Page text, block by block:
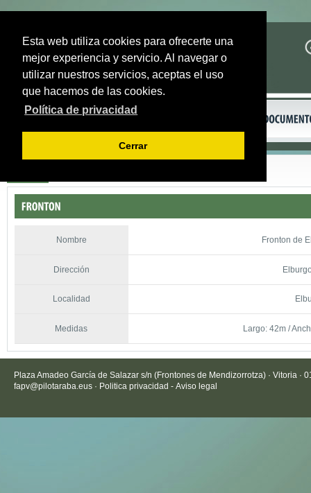
Esta web utiliza cookies para ofrecerte una
mejor experiencia y servicio. Al navegar o
utilizar nuestros servicios, aceptas el uso
que hacemos de las cookies.
Política de privacidad
Cerrar
Nombre Fronton de
Dirección
Localidad
Medidas Largo: 42m /
Plaza Amadeo García de Salazar s/n (Frontones de Mendizorrotza) · Vitoria ·
fapv@pilotaraba.eus · Politica privacidad - Aviso legal